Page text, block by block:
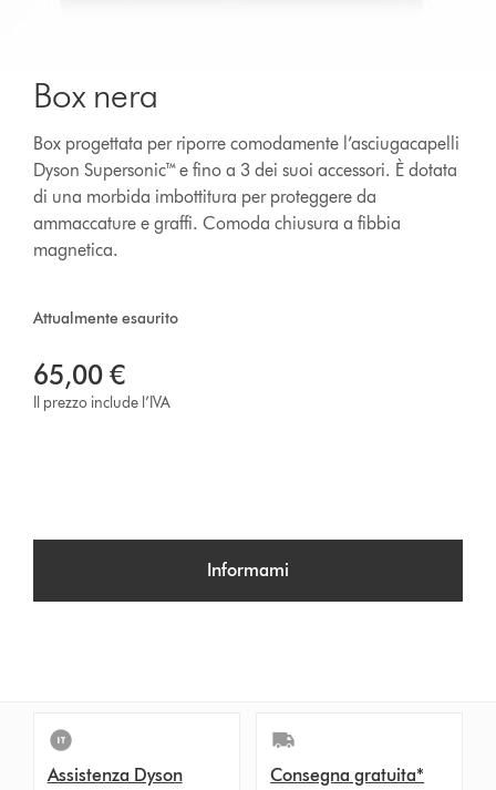
Box nera
Box progettata per riporre comodamente l’asciugacapelli
Dyson Supersonic™ e fino a 3 dei suoi accessori. È dotata
di una morbida imbottitura per proteggere da
ammaccature e graffi. Comoda chiusura a fibbia
magnetica.
Attualmente esaurito
65,00 €
Il prezzo include l’IVA
Informami
Assistenza Dyson Consegna gratuita*